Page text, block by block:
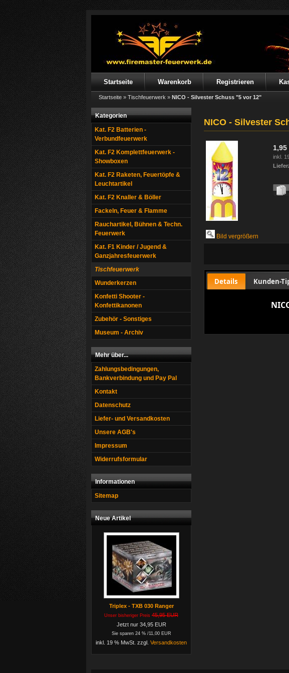
Startseite Warenkorb Registrieren
Startseite » Tischfeuerwerk » NICO - Silvester Schuss "5 vor 12"
Kategorien
Kat. F2 Batterien -
Verbundfeuerwerk
Kat. F2 Komplettfeuerwerk -
Showboxen
Kat. F2 Raketen, Feuertöpfe &
Leuchtartikel
Kat. F2 Knaller & Böller
Fackeln, Feuer & Flamme
Rauchartikel, Bühnen & Techn.
Feuerwerk
Kat. F1 Kinder / Jugend &
Ganzjahresfeuerwerk
Tischfeuerwerk
Wunderkerzen
Konfetti Shooter -
Konfettikanonen
Zubehör - Sonstiges
Museum - Archiv
Mehr über...
Zahlungsbedingungen,
Bankverbindung und Pay Pal
Kontakt
Datenschutz
Liefer- und Versandkosten
Unsere AGB's
Impressum
Widerrufsformular
Informationen
Sitemap
Neue Artikel
Triplex - TXB 030 Ranger
Unser bisheriger Preis 45,95 EUR
Jetzt nur 34,95 EUR
Sie sparen 24 % /11,00 EUR
inkl. 19 % MwSt. zzgl. Versandkosten
NICO - Silvester
Bild vergrößern
1,95
inkl.
Details Kunden-